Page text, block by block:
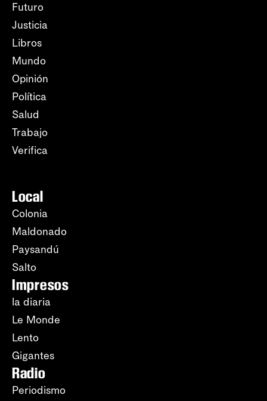
Futuro
Justicia
Libros
Mundo
Opinión
Política
Salud
Trabajo
Verifica
Local
Colonia
Maldonado
Paysandú
Salto
Impresos
la diaria
Le Monde
Lento
Gigantes
Radio
Periodismo